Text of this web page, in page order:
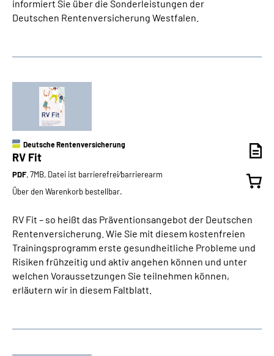
informiert Sie über die Sonderleistungen der
Deutschen Rentenversicherung Westfalen.
Deutsche Rentenversicherung
RV Fit
PDF, 7MB, Datei ist barrierefrei⁄barrierearm
Über den Warenkorb bestellbar.
RV Fit – so heißt das Präventionsangebot der Deutschen
Rentenversicherung. Wie Sie mit diesem kostenfreien
Trainingsprogramm erste gesundheitliche Probleme und
Risiken frühzeitig und aktiv angehen können und unter
welchen Voraussetzungen Sie teilnehmen können,
erläutern wir in diesem Faltblatt.